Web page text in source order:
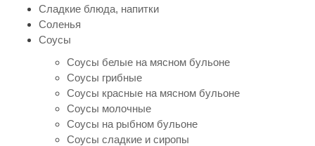
Сладкие блюда, напитки
Соленья
Соусы
Соусы белые на мясном бульоне
Соусы грибные
Соусы красные на мясном бульоне
Соусы молочные
Соусы на рыбном бульоне
Соусы сладкие и сиропы